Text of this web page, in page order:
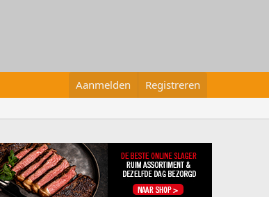
Aanmelden Registreren